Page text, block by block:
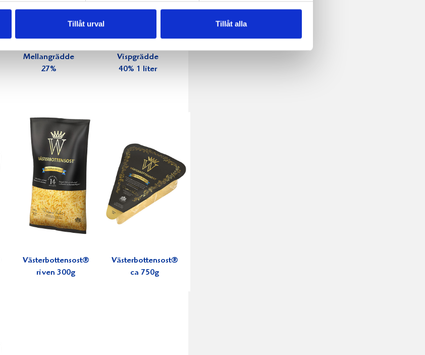
Tillåt urval Tillåt alla
Mellangrädde
27%
Vispgrädde
40% 1 liter
Västerbottensost®
riven 300g
Västerbottensost®
ca 750g